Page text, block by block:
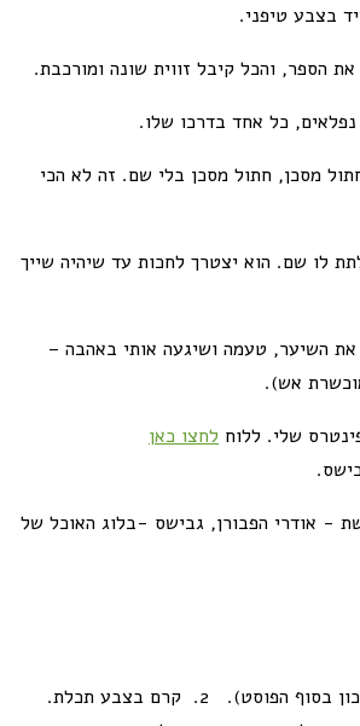
בצבע טיפני.
הספר, והכל קיבל זווית שונה ומורכבת.
כל אחד בדרכו שלו.
מסכן, חתול מסכן בלי שם. זה לא הכי
לו שם. הוא יצטרך לחכות עד שיהיה שייך
את השיער, טעמה ושיגעה אותי באהבה –
אש).
שלי. ללוח לחצו כאן
1. קאפקייק וניל (המתכון בסוף הפוסט). 2. קרם בצבע תכלת.